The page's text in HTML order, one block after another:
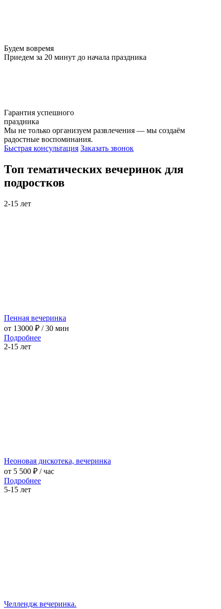
Будем вовремя
Приедем за 20 минут до начала праздника
Гарантия успешного
праздника
Мы не только организуем развлечения — мы создаём
радостные воспоминания.
Быстрая консультация Заказать звонок
Топ тематических вечеринок для
подростков
2-15 лет
Пенная вечеринка
от 13000 ₽ / 30 мин
Подробнее
2-15 лет
Неоновая дискотека, вечеринка
от 5 500 ₽ / час
Подробнее
5-15 лет
Челлендж вечеринка.